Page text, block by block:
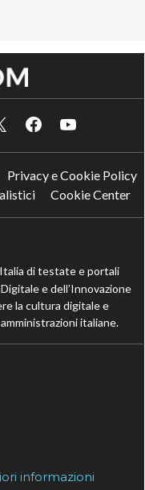
Privacy e Cookie Policy
Cookie Center
di testate e portali
e dell’Innovazione
la cultura digitale e
italiane.
informazioni